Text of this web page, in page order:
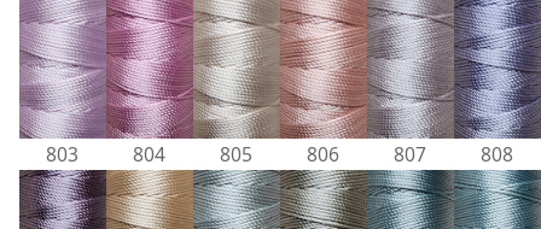
803 804 805 806 807 808